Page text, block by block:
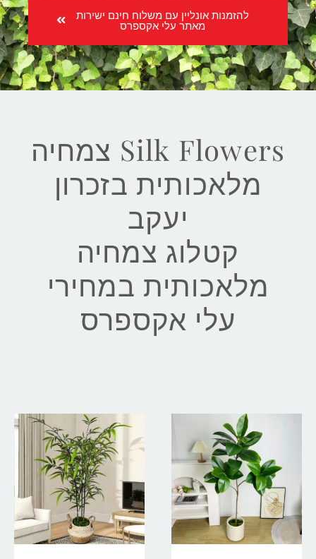
להזמנות אונליין עם משלוח חינם ישירות
מאתר עלי אקספרס
Silk Flowers צמחיה
מלאכותית בזכרון
יעקב
קטלוג צמחיה
מלאכותית במחירי
עלי אקספרס